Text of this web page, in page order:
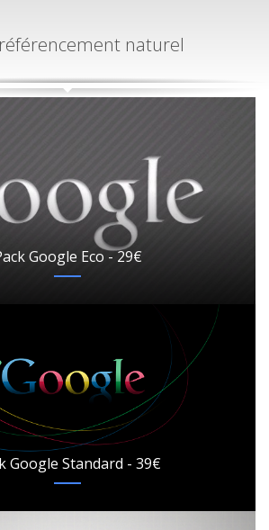
naturel
Google Eco - 29€
Google Standard - 39€